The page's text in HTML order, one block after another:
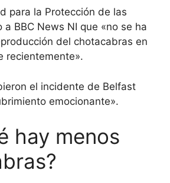
para la Protección de las
a BBC News NI que «no se ha
del chotacabras en
recientemente».
el incidente de Belfast
emocionante».
hay menos